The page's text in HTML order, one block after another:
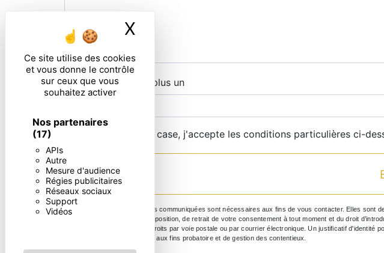
Ce site utilise des cookies
et vous donne le contrôle
sur ceux que vous
souhaitez activer
Nos partenaires
(17)
APIs
Autre
Mesure d'audience
Régies publicitaires
Réseaux sociaux
Support
Vidéos
X
Combien font cinq plus un
En cochant cette case, j'accepte les conditions particulières ci-
** Les données personnelles communiquées sont nécessaires aux fins de vous contacter. Elles sont
portabilité, de limitation, d’opposition, de retrait de votre consentement à tout moment et du droit
Vous pouvez exercer ces droits par voie postale ou par courrier électronique. Un justificatif
durée de prescription légale aux fins probatoire et de gestion des contentieux.